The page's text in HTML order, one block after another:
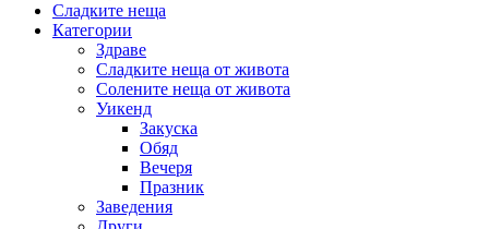
Сладките неща
Категории
Здраве
Сладките неща от живота
Солените неща от живота
Уикенд
Закуска
Обяд
Вечеря
Празник
Заведения